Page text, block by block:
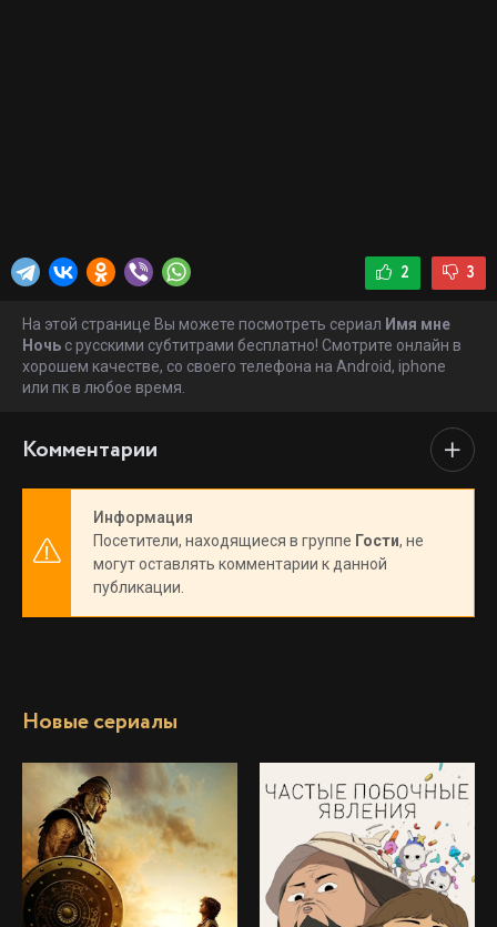
2 3
На этой странице Вы можете посмотреть сериал Имя мне
Ночь с русскими субтитрами бесплатно! Смотрите онлайн в
хорошем качестве, со своего телефона на Android, iphone
или пк в любое время.
Комментарии
Информация
Посетители, находящиеся в группе Гости, не
могут оставлять комментарии к данной
публикации.
Новые сериалы